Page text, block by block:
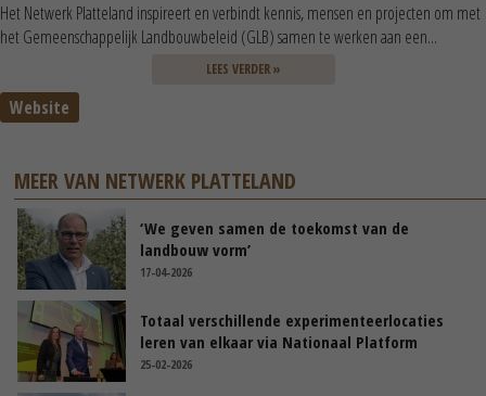
Het Netwerk Platteland inspireert en verbindt kennis, mensen en projecten om met
het Gemeenschappelijk Landbouwbeleid (GLB) samen te werken aan een...
LEES VERDER »
Website
MEER VAN NETWERK PLATTELAND
‘We geven samen de toekomst van de
landbouw vorm’
17-04-2026
Totaal verschillende experimenteerlocaties
leren van elkaar via Nationaal Platform
25-02-2026